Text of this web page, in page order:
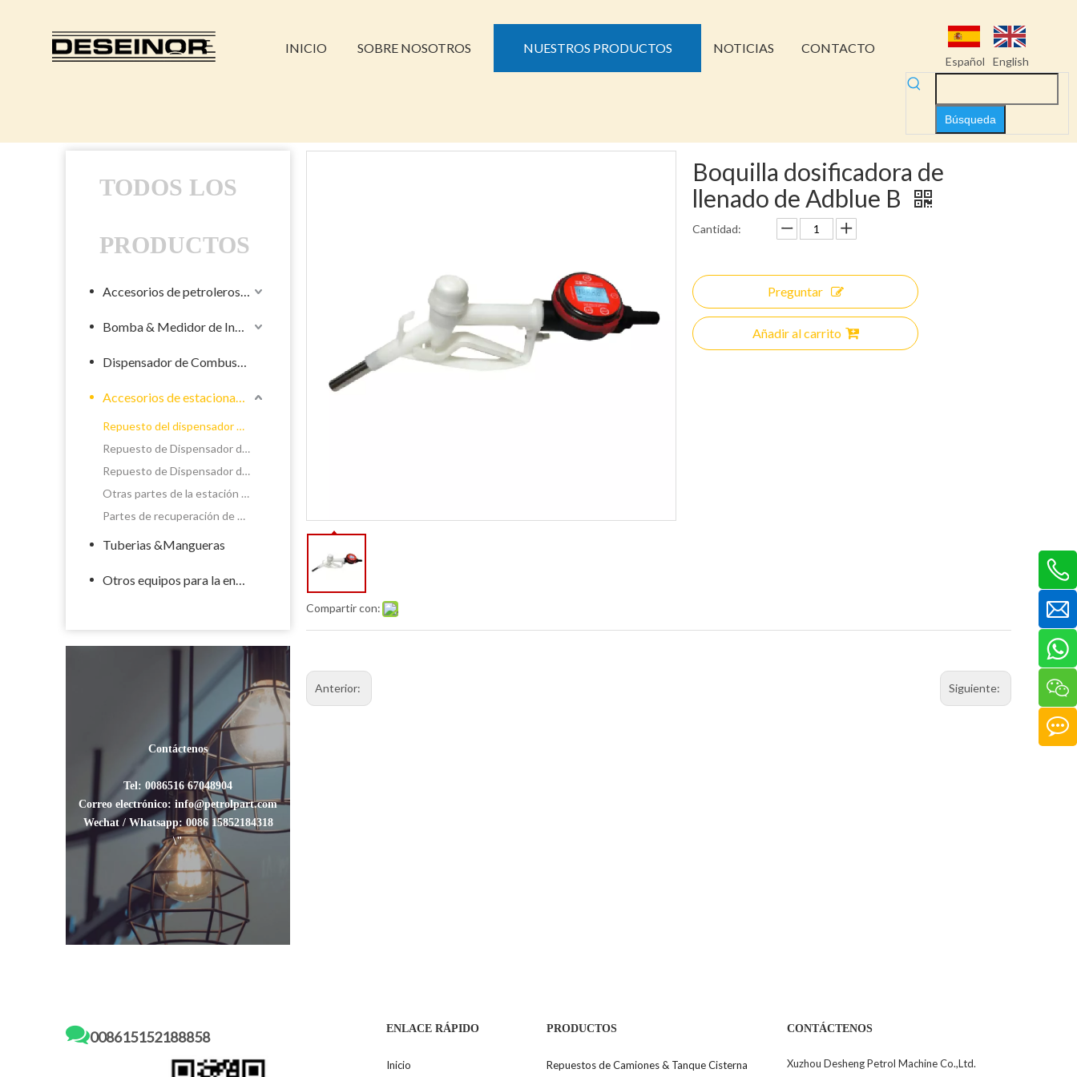
INICIO SOBRE NOSOTROS NUESTROS PRODUCTOS NOTICIAS CONTACTO
Español English
Búsqueda
TODOS LOS
PRODUCTOS
Accesorios de petroleros líquidos
Bomba & Medidor de Industrial
Dispensador de Combustible
Accesorios de estacionamiento de llenado
Repuesto del dispensador de químicos
Repuesto de Dispensador de Combustible
Repuesto de Dispensador de GLP
Otras partes de la estación de servicio
Partes de recuperación de vapor del dispensador
Tuberias &Mangueras
Otros equipos para la energía
Contáctenos
Tel: 0086516 67048904
Correo electrónico: info@petrolpart.com
Wechat / Whatsapp: 0086 15852184318
\"
Compartir con:
Boquilla dosificadora de
llenado de Adblue B
Cantidad:
Preguntar
Añadir al carrito
Anterior: Siguiente:
008615152188858 ENLACE RÁPIDO
Inicio
PRODUCTOS
Repuestos de Camiones & Tanque Cisterna
CONTÁCTENOS
Xuzhou Desheng Petrol Machine Co.,Ltd.